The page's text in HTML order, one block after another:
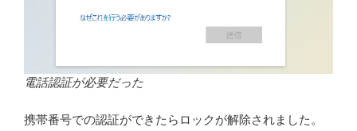
電話認証が必要だった
携帯番号での認証ができたらロックが解除されました。